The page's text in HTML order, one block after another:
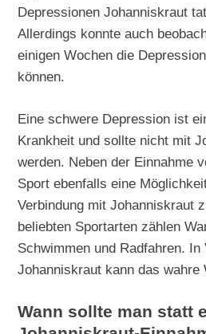
Depressionen Johanniskraut
Allerdings konnte auch
einigen Wochen die
können.
Eine schwere Depression ist
Krankheit und sollte nicht mit
werden. Neben der Einnahme
Sport ebenfalls eine
Verbindung mit Johanniskraut
beliebten Sportarten zählen
Schwimmen und Radfahren. In
Johanniskraut kann das wahre
Wann sollte man statt